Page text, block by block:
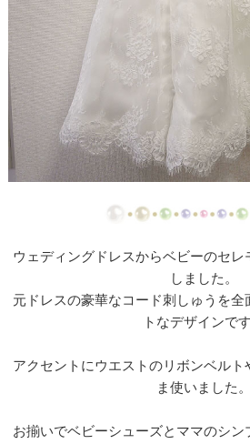
ーウェイベビードレス
【ドレスリメイク】ベビードレ
【ドレスリメイク】ママとお揃
レス
【ドレス＆ベールリメイク】ラ
ードレス
【ドレスリメイク】ふんわりチュ
【ドレスリメイク】ミカドサテ
【ドレスリメイク】ミカドサテ
【ドレスリメイク】レースとチュ
【ドレスリメイク】カラードレ
ウェディングドレスからベビーのセレ
しました。
元ドレスの豪華なコード刺しゅうを
トなデザインです
アクセントにウエストのリボンベルト
ま使いました。
お揃いでベビーシューズとママのシン